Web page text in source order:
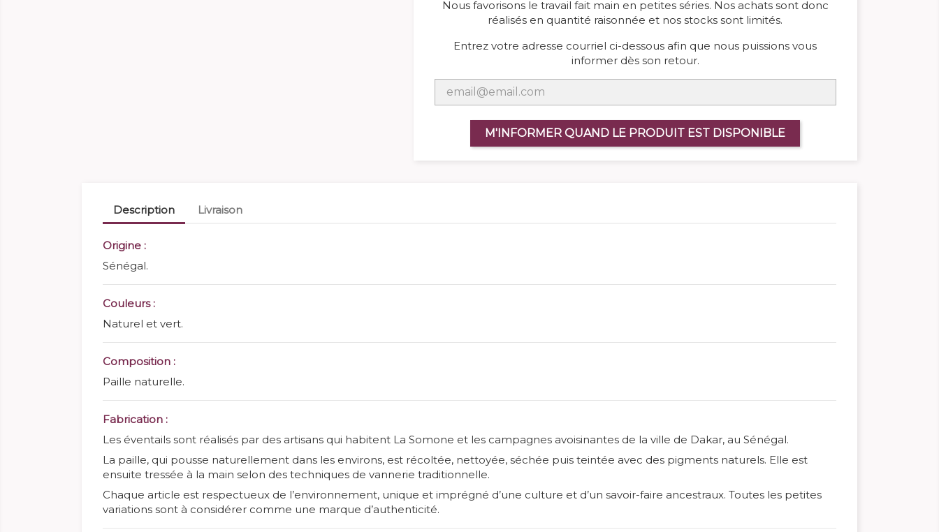
Nous favorisons le travail fait main en petites séries. Nos achats sont donc
réalisés en quantité raisonnée et nos stocks sont limités.
Entrez votre adresse courriel ci-dessous afin que nous puissions vous
informer dès son retour.
M'INFORMER QUAND LE PRODUIT EST DISPONIBLE
Description Livraison
Origine :
Sénégal.
Couleurs :
Naturel et vert.
Composition :
Paille naturelle.
Fabrication :
Les éventails sont réalisés par des artisans qui habitent La Somone et les campagnes avoisinantes de la ville de Dakar, au Sénégal.
La paille, qui pousse naturellement dans les environs, est récoltée, nettoyée, séchée puis teintée avec des pigments naturels. Elle est
ensuite tressée à la main selon des techniques de vannerie traditionnelle.
Chaque article est respectueux de l’environnement, unique et imprégné d’une culture et d’un savoir-faire ancestraux. Toutes les petites
variations sont à considérer comme une marque d’authenticité.